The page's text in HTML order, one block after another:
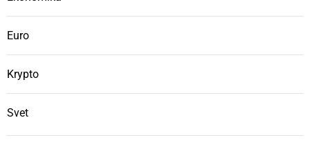
Euro
Krypto
Svet